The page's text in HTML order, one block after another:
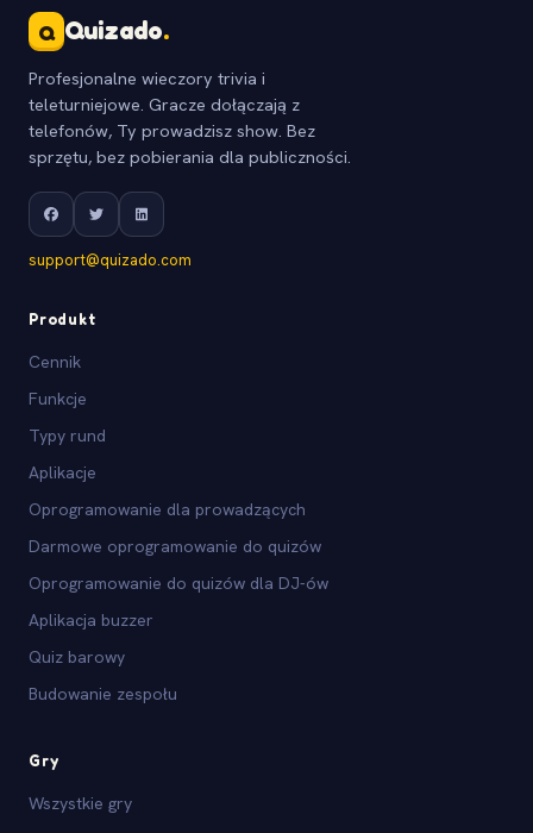
Q Quizado.
Profesjonalne wieczory trivia i
teleturniejowe. Gracze dołączają z
telefonów, Ty prowadzisz show. Bez
sprzętu, bez pobierania dla publiczności.
support@quizado.com
Produkt
Cennik
Funkcje
Typy rund
Aplikacje
Oprogramowanie dla prowadzących
Darmowe oprogramowanie do quizów
Oprogramowanie do quizów dla DJ-ów
Aplikacja buzzer
Quiz barowy
Budowanie zespołu
Gry
Wszystkie gry